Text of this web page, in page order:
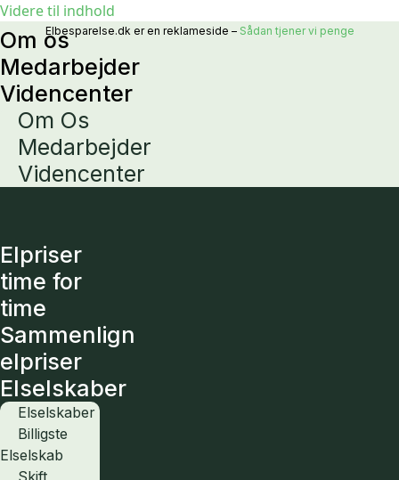
Videre til indhold
Elbesparelse.dk er en reklameside – Sådan tjener vi penge
Om os
Medarbejder
Videncenter
Om Os
Medarbejder
Videncenter
Elpriser
time for
time
Sammenlign
elpriser
Elselskaber
Elselskaber
Billigste
Elselskab
Skift